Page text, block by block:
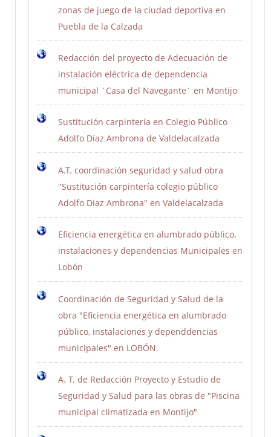
zonas de juego de la ciudad deportiva en
Puebla de la Calzada
Redacción del proyecto de Adecuación de
instalación eléctrica de dependencia
municipal `Casa del Navegante´ en Montijo
Sustitución carpintería en Colegio Público
Adolfo Díaz Ambrona de Valdelacalzada
A.T. coordinación seguridad y salud obra
"Sustitución carpintería colegio público
Adolfo Diaz Ambrona" en Valdelacalzada
Eficiencia energética en alumbrado público,
instalaciones y dependencias Municipales en
Lobón
Coordinación de Seguridad y Salud de la
obra "Eficiencia energética en alumbrado
público, instalaciones y dependdencias
municipales" en LOBÓN.
A. T. de Redacción Proyecto y Estudio de
Seguridad y Salud para las obras de "Piscina
municipal climatizada en Montijo"